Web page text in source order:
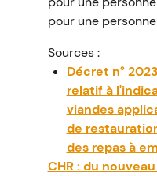
pour une
Sources :
Décret n°
relatif à
viandes
de
des repas à
CHR : du